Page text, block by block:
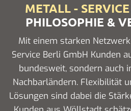
METALL -
PHILOSOPHIE &
Mit einem starken
Service Berli GmbH Kunden
bundesweit, sondern auch
Nachbarländern. Flexibilität
Lösungen sind dabei die